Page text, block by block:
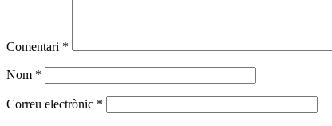
Comentari *
Nom *
Correu electrònic *